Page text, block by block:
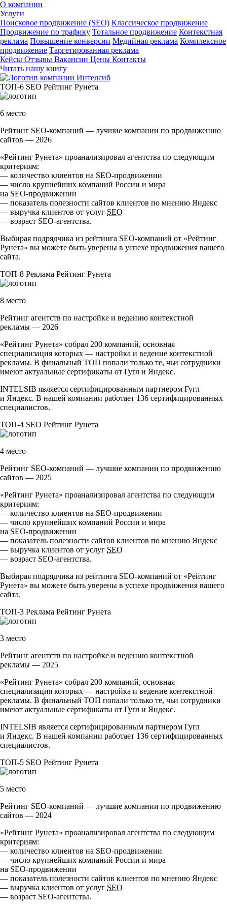
О компании
Услуги
Поисковое продвижение (SEO) Классическое продвижение
Продвижение по трафику Тотальное продвижение Контекстная
реклама Повышение конверсии Медийная реклама Комплексное
продвижение Таргетированная реклама
Кейсы Отзывы Вакансии Цены Контакты
Читать нашу книгу
ТОП-6 SEO Рейтинг Рунета
6 место
Рейтинг SEO-компаний — лучшие компании по продвижению
сайтов — 2026
«Рейтинг Рунета» проанализировал агентства по следующим
критериям:
— количество клиентов на SEO-продвижении
— число крупнейших компаний России и мира
на SEO-продвижении
— показатель полезности сайтов клиентов по мнению Яндекс
— выручка клиентов от услуг SEO
— возраст SEO-агентства.
Выбирая подрядчика из рейтинга SEO-компаний от «Рейтинг
Рунета» вы можете быть уверены в успехе продвижения вашего
сайта.
ТОП-8 Реклама Рейтинг Рунета
8 место
Рейтинг агентств по настройке и ведению контекстной
рекламы — 2026
«Рейтинг Рунета» собрал 200 компаний, основная
специализация которых — настройка и ведение контекстной
рекламы. В финальный ТОП попали только те, чьи сотрудники
имеют актуальные сертификаты от Гугл и Яндекс.
INTELSIB является сертифицированным партнером Гугл
и Яндекс. В нашей компании работает 136 сертифицированных
специалистов.
ТОП-4 SEO Рейтинг Рунета
4 место
Рейтинг SEO-компаний — лучшие компании по продвижению
сайтов — 2025
«Рейтинг Рунета» проанализировал агентства по следующим
критериям:
— количество клиентов на SEO-продвижении
— число крупнейших компаний России и мира
на SEO-продвижении
— показатель полезности сайтов клиентов по мнению Яндекс
— выручка клиентов от услуг SEO
— возраст SEO-агентства.
Выбирая подрядчика из рейтинга SEO-компаний от «Рейтинг
Рунета» вы можете быть уверены в успехе продвижения вашего
сайта.
ТОП-3 Реклама Рейтинг Рунета
3 место
Рейтинг агентств по настройке и ведению контекстной
рекламы — 2025
«Рейтинг Рунета» собрал 200 компаний, основная
специализация которых — настройка и ведение контекстной
рекламы. В финальный ТОП попали только те, чьи сотрудники
имеют актуальные сертификаты от Гугл и Яндекс.
INTELSIB является сертифицированным партнером Гугл
и Яндекс. В нашей компании работает 136 сертифицированных
специалистов.
ТОП-5 SEO Рейтинг Рунета
5 место
Рейтинг SEO-компаний — лучшие компании по продвижению
сайтов — 2024
«Рейтинг Рунета» проанализировал агентства по следующим
критериям:
— количество клиентов на SEO-продвижении
— число крупнейших компаний России и мира
на SEO-продвижении
— показатель полезности сайтов клиентов по мнению Яндекс
— выручка клиентов от услуг SEO
— возраст SEO-агентства.